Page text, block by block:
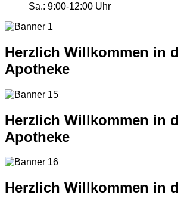
Sa.: 9:00-12:00 Uhr
Herzlich Willkommen in
Apotheke
Herzlich Willkommen in
Apotheke
Herzlich Willkommen in